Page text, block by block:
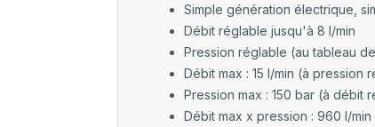
Simple génération électrique,
Débit réglable jusqu'à 8 l/min
Pression réglable (au tableau
Débit max : 15 l/min (à pression
Pression max : 150 bar (à débit
Débit max x pression : 960 l/